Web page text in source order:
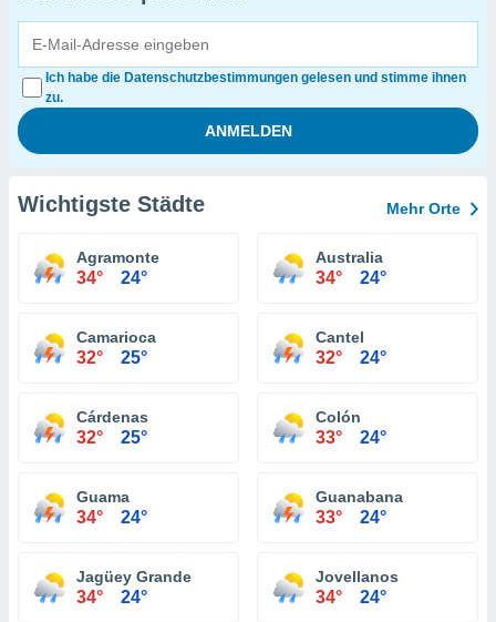
Ich habe die Datenschutzbestimmungen gelesen und stimme ihnen
zu.
Wichtigste Städte Mehr Orte
Agramonte
34° 24°
Australia
34° 24°
Camarioca
32° 25°
Cantel
32° 24°
Cárdenas
32° 25°
Colón
33° 24°
Guama
34° 24°
Guanabana
33° 24°
Jagüey Grande
34° 24°
Jovellanos
34° 24°